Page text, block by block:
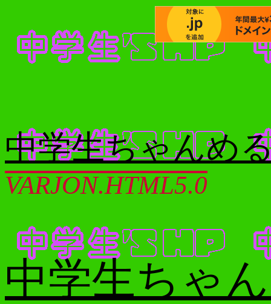
中学生ちゃんめ
VARJON.HTML5.0
中学生ちゃ